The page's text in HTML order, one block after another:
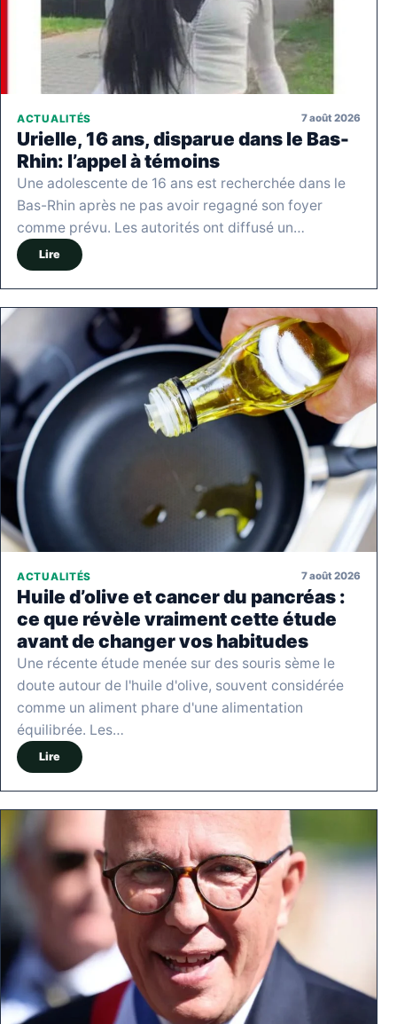
ACTUALITÉS 7 août 2026
Urielle, 16 ans, disparue dans le Bas-
Rhin: l’appel à témoins
Une adolescente de 16 ans est recherchée dans le
Bas-Rhin après ne pas avoir regagné son foyer
comme prévu. Les autorités ont diffusé un…
Lire
ACTUALITÉS 7 août 2026
Huile d’olive et cancer du pancréas :
ce que révèle vraiment cette étude
avant de changer vos habitudes
Une récente étude menée sur des souris sème le
doute autour de l'huile d'olive, souvent considérée
comme un aliment phare d'une alimentation
équilibrée. Les…
Lire